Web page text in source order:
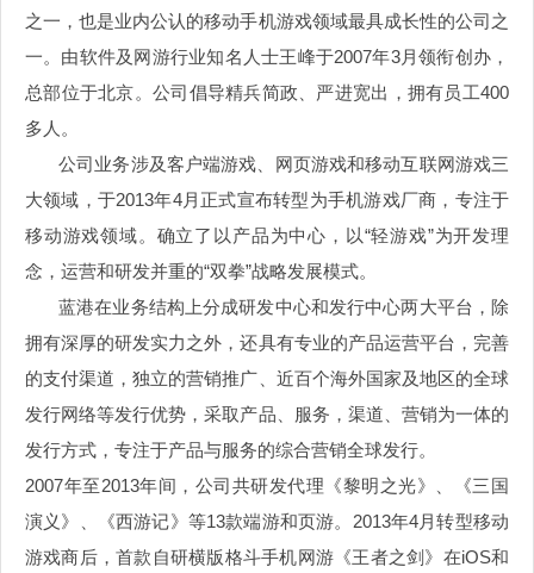
之一，也是业内公认的移动手机游戏领域最具成长性的公司之
一。由软件及网游行业知名人士王峰于2007年3月领衔创办，
总部位于北京。公司倡导精兵简政、严进宽出，拥有员工400
多人。
公司业务涉及客户端游戏、网页游戏和移动互联网游戏三
大领域，于2013年4月正式宣布转型为手机游戏厂商，专注于
移动游戏领域。确立了以产品为中心，以“轻游戏”为开发理
念，运营和研发并重的“双拳”战略发展模式。
蓝港在业务结构上分成研发中心和发行中心两大平台，除
拥有深厚的研发实力之外，还具有专业的产品运营平台，完善
的支付渠道，独立的营销推广、近百个海外国家及地区的全球
发行网络等发行优势，采取产品、服务，渠道、营销为一体的
发行方式，专注于产品与服务的综合营销全球发行。
2007年至2013年间，公司共研发代理《黎明之光》、《三国
演义》、《西游记》等13款端游和页游。2013年4月转型移动
游戏商后，首款自研横版格斗手机网游《王者之剑》在iOS和